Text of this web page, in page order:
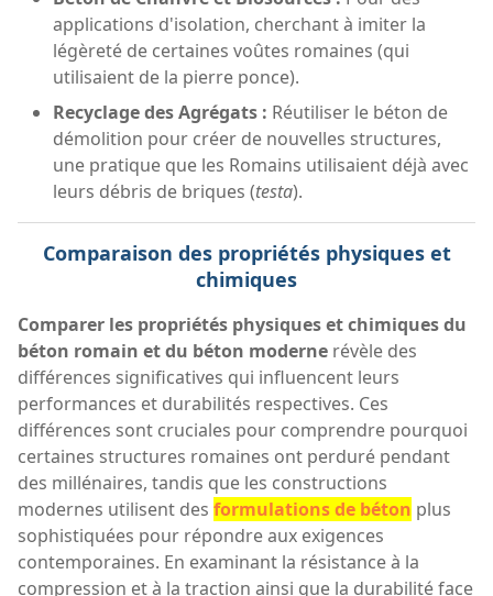
applications d'isolation, cherchant à imiter la
légèreté de certaines voûtes romaines (qui
utilisaient de la pierre ponce).
Recyclage des Agrégats : Réutiliser le béton de
démolition pour créer de nouvelles structures,
une pratique que les Romains utilisaient déjà avec
leurs débris de briques (testa).
Comparaison des propriétés physiques et
chimiques
Comparer les propriétés physiques et chimiques du
béton romain et du béton moderne révèle des
différences significatives qui influencent leurs
performances et durabilités respectives. Ces
différences sont cruciales pour comprendre pourquoi
certaines structures romaines ont perduré pendant
des millénaires, tandis que les constructions
modernes utilisent des formulations de béton plus
sophistiquées pour répondre aux exigences
contemporaines. En examinant la résistance à la
compression et à la traction ainsi que la durabilité face